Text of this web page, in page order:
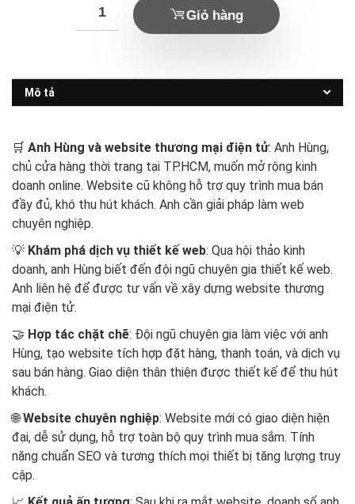
là:
19.000.000 ₫.
Giỏ hàng
Mô tả
🛒 Anh Hùng và website thương mại điện tử: Anh Hùng,
chủ cửa hàng thời trang tại TP.HCM, muốn mở rộng kinh
doanh online. Website cũ không hỗ trợ quy trình mua bán
đầy đủ, khó thu hút khách. Anh cần giải pháp làm web
chuyên nghiệp.
💡 Khám phá dịch vụ thiết kế web: Qua hội thảo kinh
doanh, anh Hùng biết đến đội ngũ chuyên gia thiết kế web.
Anh liên hệ để được tư vấn về xây dựng website thương
mại điện tử.
🤝 Hợp tác chặt chẽ: Đội ngũ chuyên gia làm việc với anh
Hùng, tạo website tích hợp đặt hàng, thanh toán, và dịch vụ
sau bán hàng. Giao diện thân thiện được thiết kế để thu hút
khách.
🌐Website chuyên nghiệp: Website mới có giao diện hiện
đại, dễ sử dụng, hỗ trợ toàn bộ quy trình mua sắm. Tính
năng chuẩn SEO và tương thích mọi thiết bị tăng lượng truy
cập.